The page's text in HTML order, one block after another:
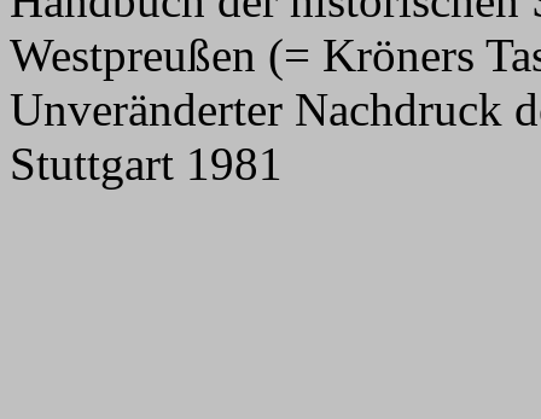
Westpreußen (= Kröners
Unveränderter Nachdruck
Stuttgart 1981